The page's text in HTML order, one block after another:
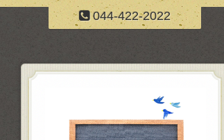
044-422-2022